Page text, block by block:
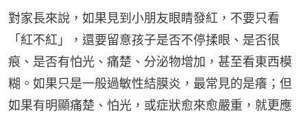
對家長來說，如果見到小朋友眼睛發紅，不要只看
「紅不紅」，還要留意孩子是否不停揉眼、是否很
痕、是否有怕光、痛楚、分泌物增加，甚至看東西模
糊。如果只是一般過敏性結膜炎，最常見的是癢；但
如果有明顯痛楚、怕光，或症狀愈來愈嚴重，就更應